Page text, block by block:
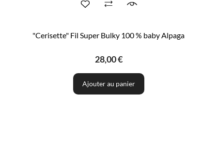
"Cerisette" Fil Super Bulky 100 % baby Alpaga
28,00 €
Ajouter au panier